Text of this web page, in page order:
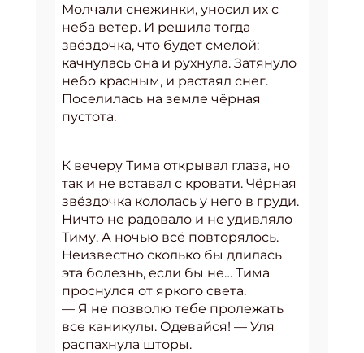
Молчали снежинки, уносил их с
неба ветер. И решила тогда
звёздочка, что будет смелой:
качнулась она и рухнула. Затянуло
небо красным, и растаял снег.
Поселилась на земле чёрная
пустота.
К вечеру Тима открывал глаза, но
так и не вставал с кровати. Чёрная
звёздочка кололась у него в груди.
Ничто не радовало и не удивляло
Тиму. А ночью всё повторялось.
Неизвестно сколько бы длилась
эта болезнь, если бы не… Тима
проснулся от яркого света.
— Я не позволю тебе пролежать
все каникулы. Одевайся! — Уля
распахнула шторы.